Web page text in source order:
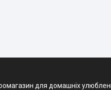
для домашніх